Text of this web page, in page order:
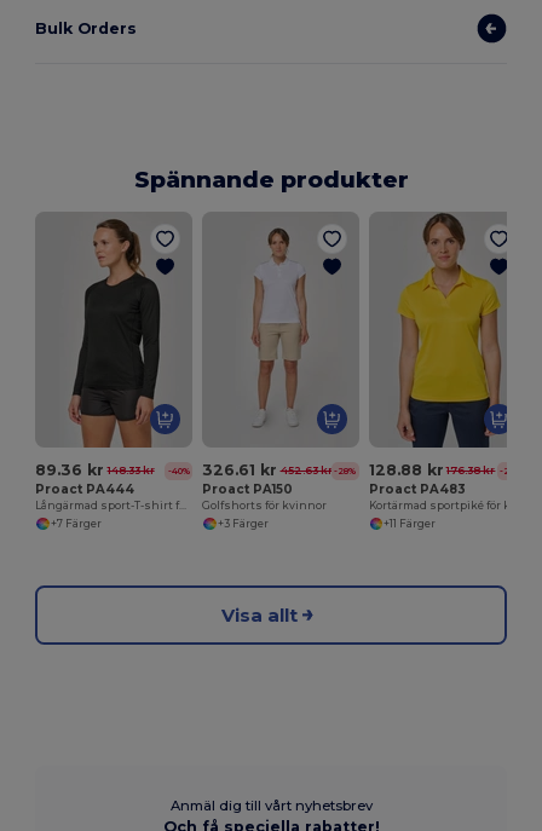
Bulk Orders
Spännande produkter
89.36 kr 148.33 kr -40%
Proact PA444
Långärmad sport-T-shirt för kvinnor
+7 Färger
326.61 kr 452.63 kr -28%
Proact PA150
Golfshorts för kvinnor
+3 Färger
128.88 kr 176.38 kr -27%
Proact PA483
+11 Färger
Visa allt
Anmäl dig till vårt nyhetsbrev
Och få speciella rabatter!